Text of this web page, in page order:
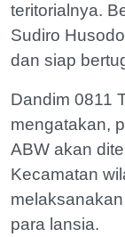
teritorialnya.
Sudiro
dan siap
Dandim 0811
mengatakan,
ABW akan
Kecamatan
para lansia.